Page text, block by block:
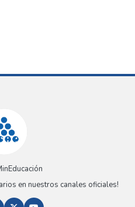
en nuestros canales oficiales!